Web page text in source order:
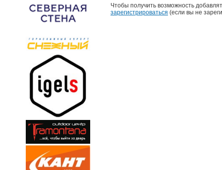
Чтобы получить возможность
зарегистрироваться (если вы не